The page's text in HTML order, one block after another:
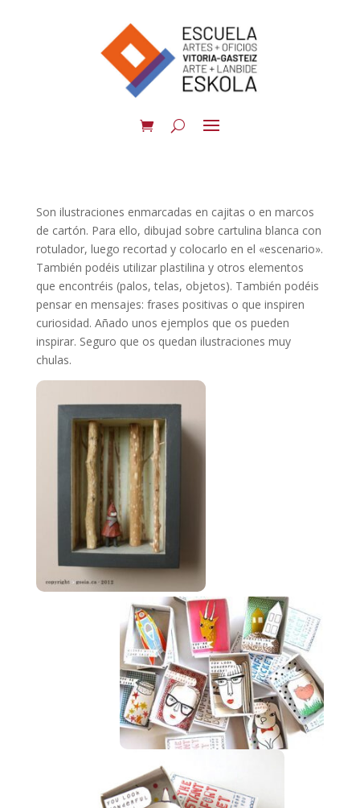
Son ilustraciones enmarcadas en cajitas o en marcos
de cartón. Para ello, dibujad sobre cartulina blanca con
rotulador, luego recortad y colocarlo en el «escenario».
También podéis utilizar plastilina y otros elementos
que encontréis (palos, telas, objetos). También podéis
pensar en mensajes: frases positivas o que inspiren
curiosidad. Añado unos ejemplos que os pueden
inspirar. Seguro que os quedan ilustraciones muy
chulas.